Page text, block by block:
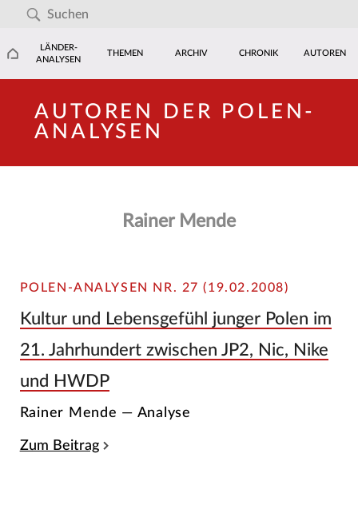
LÄNDER-
ANALYSEN
THEMEN ARCHIV CHRONIK AUTOREN
AUTOREN DER POLEN-
ANALYSEN
Rainer Mende
POLEN-ANALYSEN NR. 27 (19.02.2008)
Kultur und Lebensgefühl junger Polen im
21. Jahrhundert zwischen JP2, Nic, Nike
und HWDP
Rainer Mende — Analyse
Zum Beitrag